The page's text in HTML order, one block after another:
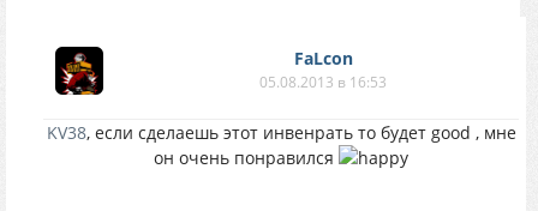
FaLcon
05.08.2013 в 16:53
KV38, если сделаешь этот инвенрать то будет good , мне
он очень понравился